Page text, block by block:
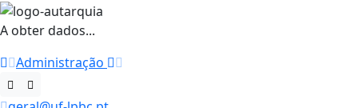
A obter dados...
Administração